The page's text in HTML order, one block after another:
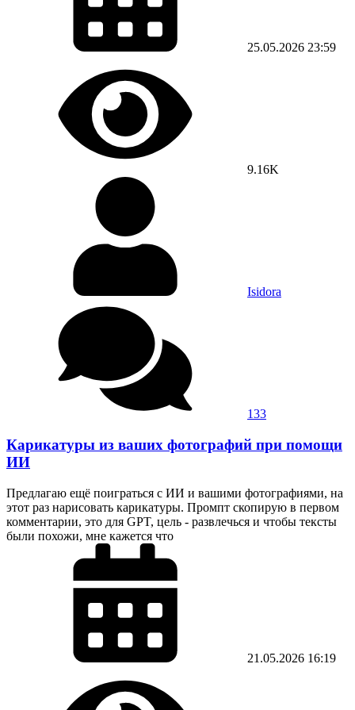
25.05.2026 23:59
9.16K
Isidora
133
Карикатуры из ваших фотографий при помощи
ИИ
Предлагаю ещё поиграться с ИИ и вашими фотографиями, на
этот раз нарисовать карикатуры. Промпт скопирую в первом
комментарии, это для GPT, цель - развлечься и чтобы тексты
были похожи, мне кажется что
21.05.2026 16:19